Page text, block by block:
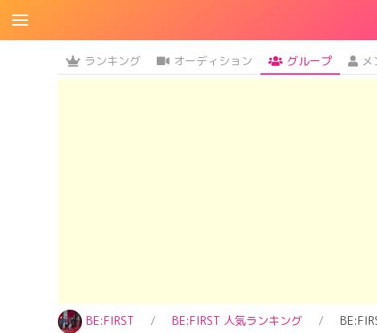
ランキング オーディション グループ メ
BE:FIRST BE:FIRST 人気ランキング